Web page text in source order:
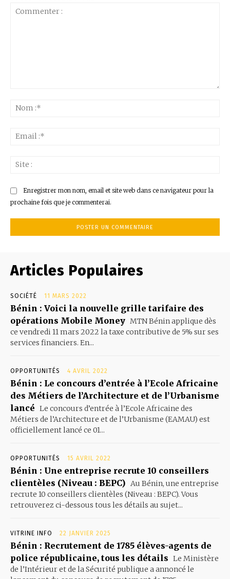
Enregistrer mon nom, email et site web dans ce navigateur pour la
prochaine fois que je commenterai.
Articles Populaires
SOCIÉTÉ 11 MARS 2022
Bénin : Voici la nouvelle grille tarifaire des
opérations Mobile Money MTN Bénin applique dès
ce vendredi 11 mars 2022 la taxe contributive de 5% sur ses
services financiers. En...
OPPORTUNITÉS 4 AVRIL 2022
Bénin : Le concours d’entrée à l’Ecole Africaine
des Métiers de l’Architecture et de l’Urbanisme
lancé Le concours d’entrée à l’Ecole Africaine des
Métiers de l’Architecture et de l’Urbanisme (EAMAU) est
officiellement lancé ce 01...
OPPORTUNITÉS 15 AVRIL 2022
Bénin : Une entreprise recrute 10 conseillers
clientèles (Niveau : BEPC) Au Bénin, une entreprise
recrute 10 conseillers clientèles (Niveau : BEPC). Vous
retrouverez ci-dessous tous les détails au sujet...
VITRINE INFO 22 JANVIER 2025
Bénin : Recrutement de 1785 élèves-agents de
police républicaine, tous les détails Le Ministère
de l’Intérieur et de la Sécurité publique a annoncé le